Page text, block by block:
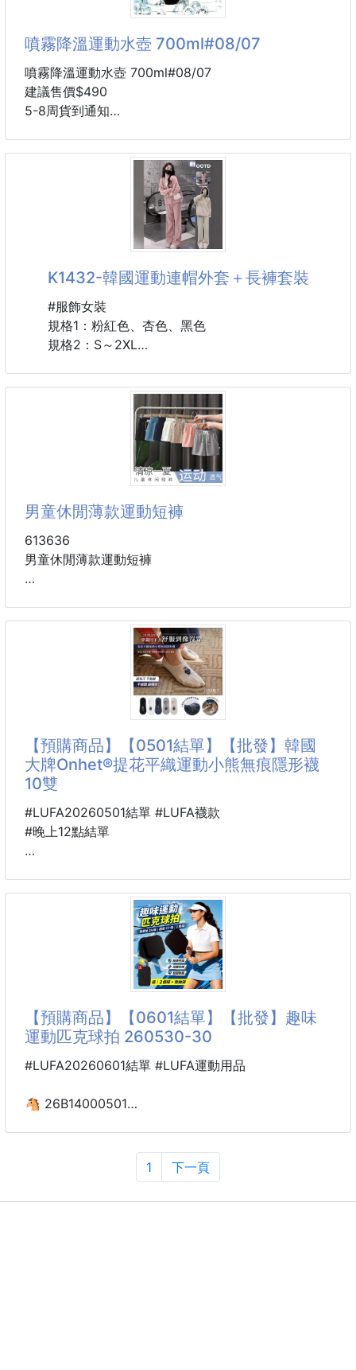
讓人看了都覺得你超級美的
肉肉腿在蹲下的時候不緊繃
（肉腿者才知我在說什麼）
純棉材質，夏天超舒適
⚠喜歡寬鬆建議大一碼
#運動褲 #短褲 #服飾
噴霧降溫運動水壺 700ml#08/07
噴霧降溫運動水壺 700ml#08/07
建議售價$490
5-8周貨到通知
天氣越來越熱，運動完總是爆汗又悶熱？
這款補水兼降溫的神級水壺一定要入手！除了大容量補
水，還內建細密噴霧功能，一按秒降溫，涼爽感直接滿
格！涼爽漸變配色超吸睛，拿在手上就是球場焦點！
雙重功能：大口暢飲補水 + 細密噴霧降溫，雙效合
一。
700ml 大容量：滿足戶外運動、健身房、日常出遊的
補水需求。
感。
可攜式提繩設計：好提好拿，隨身帶著走無負擔。
安全材質：耐用防摔，密封防漏，用得更安心。
K1432-韓國運動連帽外套＋長褲套裝
#服飾女裝
規格1：粉紅色、杏色、黑色
規格2：S～2XL
✴️兩件套=外套➕️長褲
🚸倉庫實拍🚸
🌸百搭年輕款🌸
┎━━━━━━━━━━━━━━━━┒
✔️這款非常無敵推薦，非常適合早晚溫差
⛔️超級優惠團購價，衣櫃內絕對少不的！
💗休閒運動款，不緊繃
💗寬鬆~~好穿又舒服
💗居家、旅行、上課都不挑，百搭不膩
💗保證你們會再回購
❤️版型
男童休閒薄款運動短褲
613636
男童休閒薄款運動短褲
寬皮筋彈性鬆緊褲腰，不勒寶寶小肚子
主面料成分聚酯纖維（滌綸）
適合身高：90cm，100cm，110cm，120cm，
顏色：米白色，藏青色，桔色，藏藍色，淺灰色，卡其
色，黑色
【預購商品】【0501結單】【批發】韓國
大牌Onhet®提花平織運動小熊無痕隱形襪
10雙
#LUFA20260501結單 #LUFA襪款
#晚上12點結單
平織運動小熊無痕隱形襪
※廠商控價…零售價不可低於$175
「這輩子沒穿過這麼可愛又這麼好穿的襪子！」
上一代創下百萬雙銷售奇蹟的小熊襪，終於在2026年
正式曝光🎉
這不是路邊隨便能買到的貨，這是真正兼具機能、舒
適、顏值的襪界天花板🥇
【預購商品】【0601結單】【批發】趣味
運動匹克球拍 260530-30
#LUFA20260601結單 #LUFA運動用品
🐴 26B14000501
🎯精準控球，新手秒上手3A級專業拍面設計，紋理防
滑且回彈穩定，無論是新手還是有基礎的玩家，都能輕
鬆掌控球路，不用擔心失誤頻發，打擊手感順滑又扎
1 下一頁